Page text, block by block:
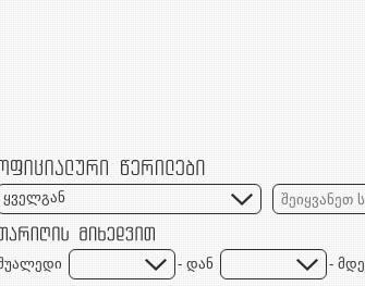
ყველგან
- დან - მდე